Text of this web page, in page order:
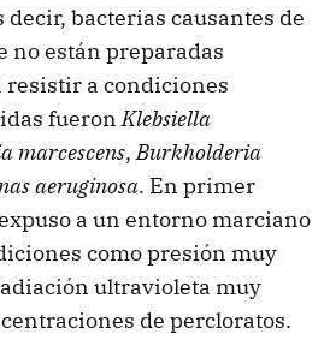
decir, bacterias causantes de
no están preparadas
a condiciones
fueronKlebsiella
marcescens,Burkholderia
aeruginosa. En primer
a un entorno marciano
como presión muy
ultravioleta muy
de percloratos.